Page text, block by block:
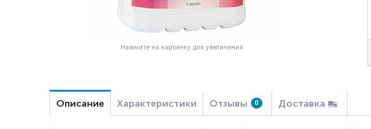
Нажмите на картинку для увеличения
Описание Характеристики Отзывы 0 Доставка